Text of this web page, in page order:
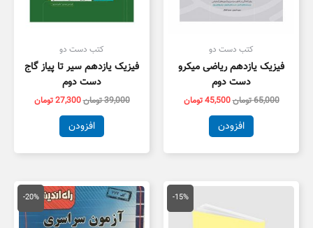
کتب دست دو
فیزیک یازدهم ریاضی میکرو
دست دوم
65,000تومان45,500تومان
افزودن
کتب دست دو
فیزیک یازدهم سیر تا پیاز گاج
دست دوم
39,000تومان27,300تومان
افزودن
-15%
قیمت
75,000 تومان
بود.
قیمت
فعلی
63,700 تومان
-20%
قیمت
اصلی
18,000 تومان
بود.
قیمت
فعلی
است.